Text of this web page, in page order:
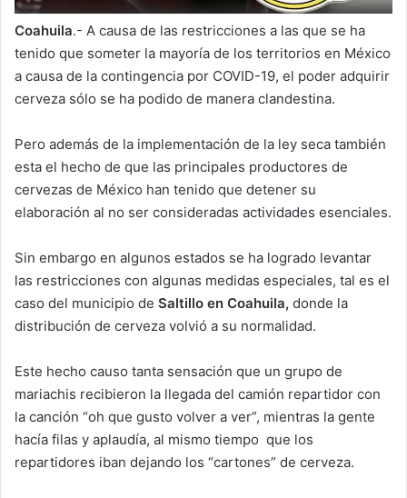
Coahuila.- A causa de las restricciones a las que se ha
tenido que someter la mayoría de los territorios en México
a causa de la contingencia por COVID-19, el poder adquirir
cerveza sólo se ha podido de manera clandestina.
Pero además de la implementación de la ley seca también
esta el hecho de que las principales productores de
cervezas de México han tenido que detener su
elaboración al no ser consideradas actividades esenciales.
Sin embargo en algunos estados se ha logrado levantar
las restricciones con algunas medidas especiales, tal es el
caso del municipio de Saltillo en Coahuila, donde la
distribución de cerveza volvió a su normalidad.
Este hecho causo tanta sensación que un grupo de
mariachis recibieron la llegada del camión repartidor con
la canción “oh que gusto volver a ver”, mientras la gente
hacía filas y aplaudía, al mismo tiempo que los
repartidores iban dejando los “cartones” de cerveza.